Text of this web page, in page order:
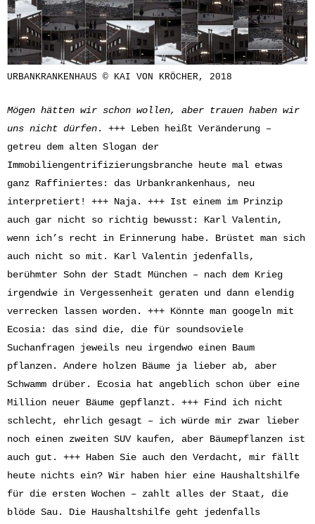
URBANKRANKENHAUS © KAI VON KRÖCHER, 2018
Mögen hätten wir schon wollen, aber trauen haben wir
uns nicht dürfen. +++ Leben heißt Veränderung –
getreu dem alten Slogan der
Immobiliengentrifizierungsbranche heute mal etwas
ganz Raffiniertes: das Urbankrankenhaus, neu
interpretiert! +++ Naja. +++ Ist einem im Prinzip
auch gar nicht so richtig bewusst: Karl Valentin,
wenn ich’s recht in Erinnerung habe. Brüstet man sich
auch nicht so mit. Karl Valentin jedenfalls,
berühmter Sohn der Stadt München – nach dem Krieg
irgendwie in Vergessenheit geraten und dann elendig
verrecken lassen worden. +++ Könnte man googeln mit
Ecosia: das sind die, die für soundsoviele
Suchanfragen jeweils neu irgendwo einen Baum
pflanzen. Andere holzen Bäume ja lieber ab, aber
Schwamm drüber. Ecosia hat angeblich schon über eine
Million neuer Bäume gepflanzt. +++ Find ich nicht
schlecht, ehrlich gesagt – ich würde mir zwar lieber
noch einen zweiten SUV kaufen, aber Bäumepflanzen ist
auch gut. +++ Haben Sie auch den Verdacht, mir fällt
heute nichts ein? Wir haben hier eine Haushaltshilfe
für die ersten Wochen – zahlt alles der Staat, die
blöde Sau. Die Haushaltshilfe geht jedenfalls